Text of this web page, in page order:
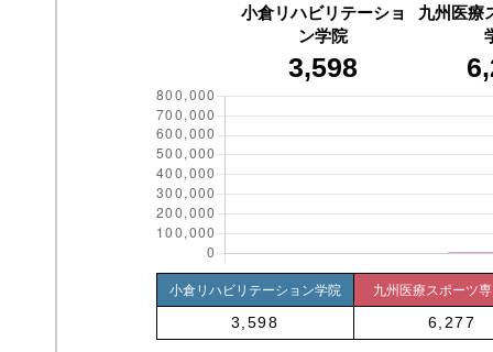
小倉リハビリテーショ
ン学院
3,598
九州医療
小倉リハビリテーション学院 九州医療スポーツ
3,598 6,277